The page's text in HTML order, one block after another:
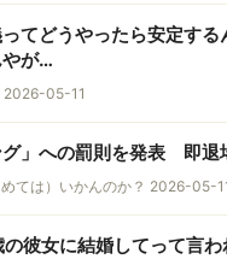
てどうやったら安定する
やが…
2026-05-11
グ」への罰則を発表 即退
めては）いかんのか？ 2026-05-
彼女に結婚してって言